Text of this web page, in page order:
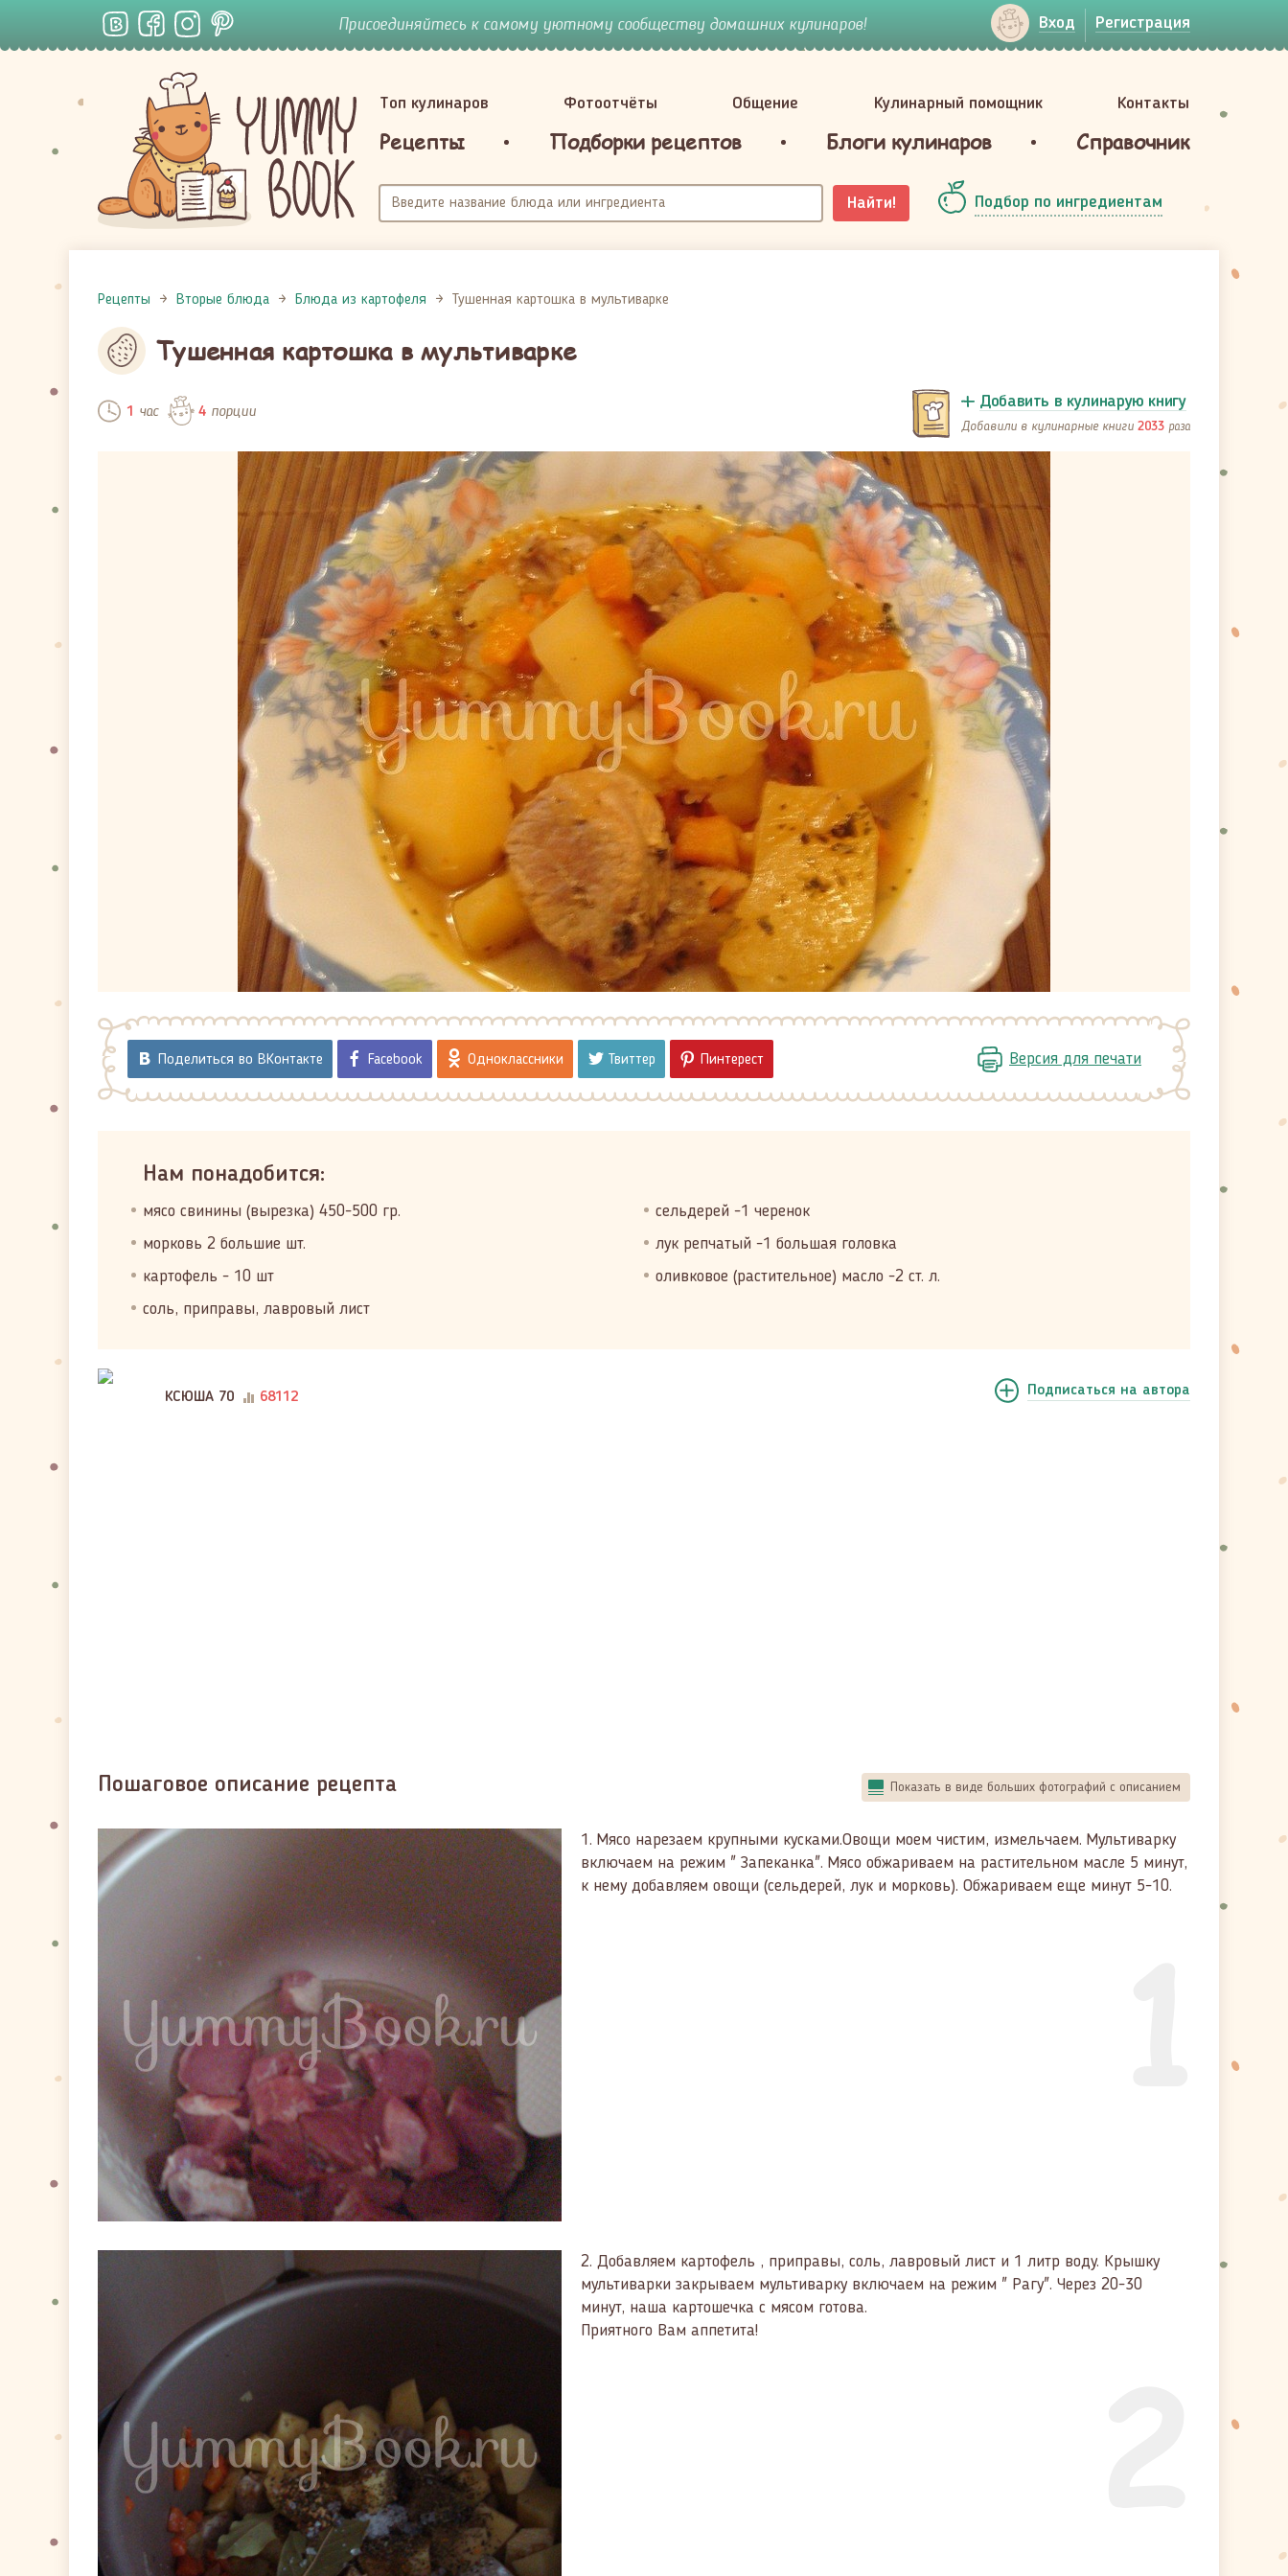
Присоединяйтесь к самому уютному сообществу домашних кулинаров! Вход Регистрация
Топ кулинаров Фотоотчёты Общение Кулинарный помощник Контакты
Рецепты Подборки рецептов Блоги кулинаров Справочник
Найти! Подбор по ингредиентам
Рецепты Вторые блюда Блюда из картофеля Тушенная картошка в мультиварке
Тушенная картошка в мультиварке
1 час 4 порции Добавить в кулинарую книгу
Добавили в кулинарные книги 2033 раза
Поделиться во ВКонтакте Facebook Одноклассники Твиттер Пинтерест Версия для печати
Нам понадобится:
мясо свинины (вырезка) 450-500 гр.
сельдерей -1 черенок
морковь 2 большие шт.
лук репчатый -1 большая головка
картофель - 10 шт
оливковое (растительное) масло -2 ст. л.
соль, приправы, лавровый лист
КСЮША 70 68112 Подписаться на автора
Пошаговое описание рецепта Показать в виде больших фотографий с описанием
1. Мясо нарезаем крупными кусками.Овощи моем чистим, измельчаем. Мультиварку
включаем на режим " Запеканка". Мясо обжариваем на растительном масле 5 минут,
к нему добавляем овощи (сельдерей, лук и морковь). Обжариваем еще минут 5-10.
2. Добавляем картофель , приправы, соль, лавровый лист и 1 литр воду. Крышку
мультиварки закрываем мультиварку включаем на режим " Рагу". Через 20-30
минут, наша картошечка с мясом готова.
Приятного Вам аппетита!